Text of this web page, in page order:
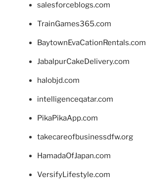
salesforceblogs.com
TrainGames365.com
BaytownEvaCationRentals.com
JabalpurCakeDelivery.com
halobjd.com
intelligenceqatar.com
PikaPikaApp.com
takecareofbusinessdfw.org
HamadaOfJapan.com
VersifyLifestyle.com